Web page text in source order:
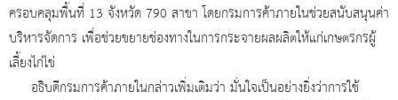
ครอบคลุมพื้นที่ 13 จังหวัด 790 สาขา โดยกรมการค้าภายในช่วยสนับสนุนค่า
บริหารจัดการ เพื่อช่วยขยายช่องทางในการกระจายผลผลิตให้แก่เกษตรกรผู้
เลี้ยงไก่ไข่
อธิบดีกรมการค้าภายในกล่าวเพิ่มเติมว่า มั่นใจเป็นอย่างยิ่งว่าการใช้